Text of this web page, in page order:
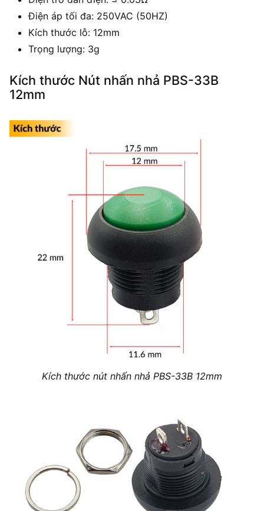
Điện áp tối đa: 250VAC (50HZ)
Kích thước lỗ: 12mm
Trọng lượng: 3g
Kích thước Nút nhấn nhả PBS-33B
12mm
Kích thước nút nhấn nhả PBS-33B 12mm